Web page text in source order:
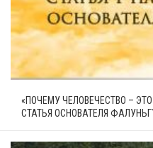
«ПОЧЕМУ ЧЕЛОВЕЧЕСТВО –
СТАТЬЯ ОСНОВАТЕЛЯ